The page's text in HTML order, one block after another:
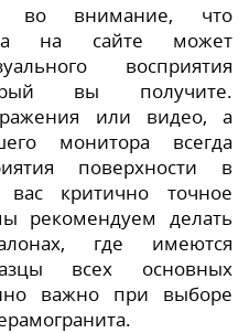
во внимание, что
на сайте может
восприятия
вы получите.
или видео, а
монитора всегда
поверхности в
критично точное
рекомендуем делать
где имеются
всех основных
важно при выборе